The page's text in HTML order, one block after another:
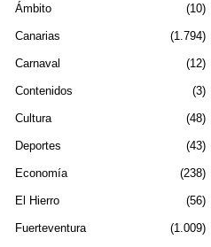
Ámbito 10
Canarias 1.794
Carnaval 12
Contenidos 3
Cultura 48
Deportes 43
Economía 238
El Hierro 56
Fuerteventura 1.009